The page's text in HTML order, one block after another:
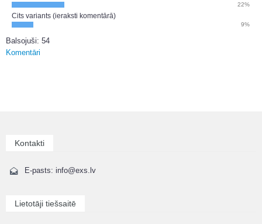
22%
Cits variants (ieraksti komentārā)
9%
Balsojuši: 54
Komentāri
Kontakti
E-pasts: info@exs.lv
Lietotāji tiešsaitē